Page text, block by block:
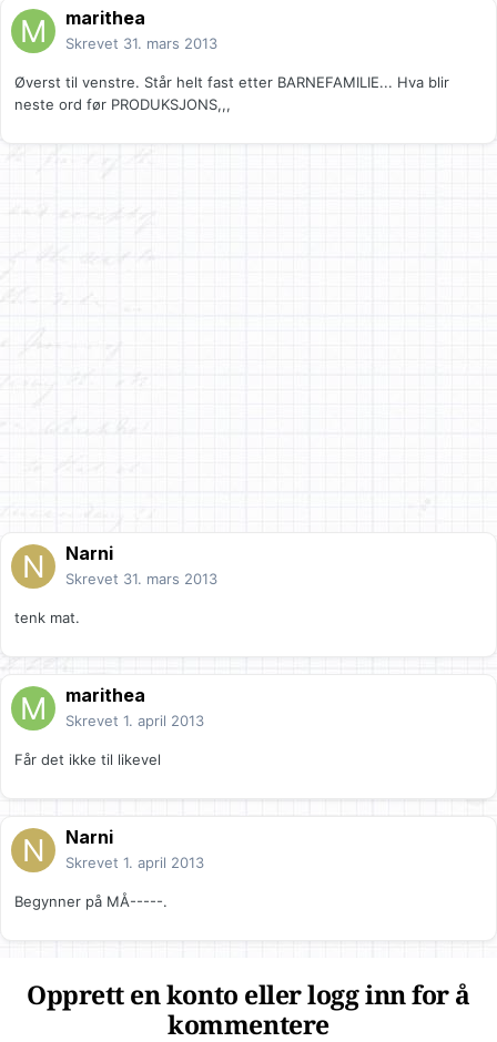
marithea
Skrevet 31. mars 2013
Øverst til venstre. Står helt fast etter BARNEFAMILIE... Hva blir
neste ord før PRODUKSJONS,,,
Narni
Skrevet 31. mars 2013
tenk mat.
marithea
Skrevet 1. april 2013
Får det ikke til likevel
Narni
Skrevet 1. april 2013
Begynner på MÅ-----.
Opprett en konto eller logg inn for å
kommentere